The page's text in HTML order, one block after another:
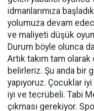
idmanlarımıza
yolumuza devam
ve maliyeti düşük
Durum böyle olunca
Artık takım tam
belirleriz. Şu anda bir
yapıyoruz. Çocuklar
iyi ve tecrübeli. Tabi
çıkması gerekiyor.